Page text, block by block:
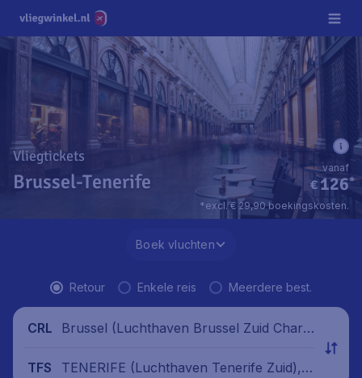
Vliegtickets
Brussel-Tenerife €126*
vanaf
*excl. € 29,90 boekingskosten.
Boek vluchten
Retour Enkele reis Meerdere best.
CRL
Brussel (Luchthaven Brussel Zuid Charle
TFS
TENERIFE (Luchthaven Tenerife Zuid), S